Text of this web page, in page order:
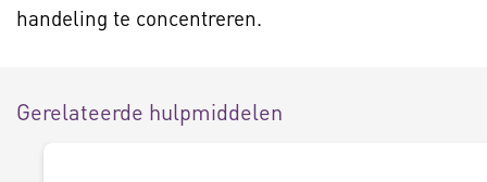
handeling te concentreren.
Gerelateerde hulpmiddelen